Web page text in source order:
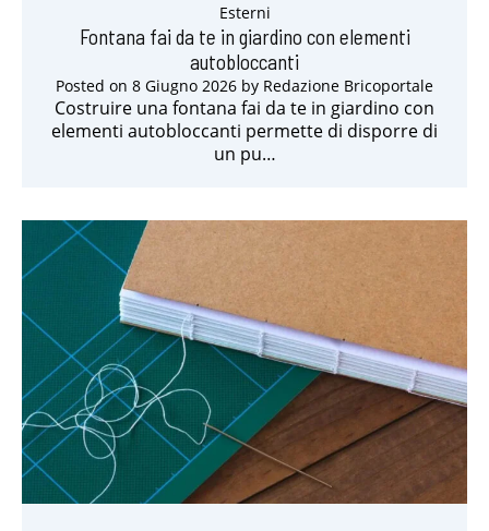
Esterni
Fontana fai da te in giardino con elementi
autobloccanti
Posted on 8 Giugno 2026 by Redazione Bricoportale
Costruire una fontana fai da te in giardino con
elementi autobloccanti permette di disporre di
un pu…